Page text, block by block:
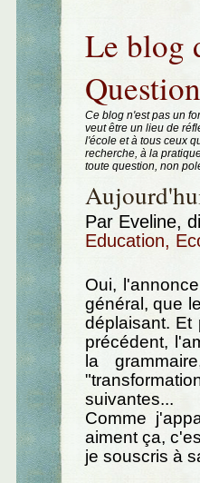
Le blog
Ce blog n'est pas un
veut être un lieu de
l'école et à tous ceux
recherche, à la
toute question, non
Par Eveline,
Education,
Oui,
général, que
déplaisant. Et
précédent,
la
suivantes...
Comme
aiment ça,
je souscris à